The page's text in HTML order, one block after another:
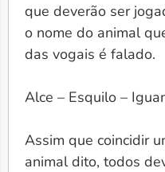
que deverão ser
o nome do animal
das vogais é falado.
Alce – Esquilo –
Assim que coincidir
animal dito, todos